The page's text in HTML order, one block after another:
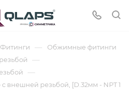
Фитинги — Обжимные фитинги
—
—
внешней резьбой, [D.32мм - NPT 1